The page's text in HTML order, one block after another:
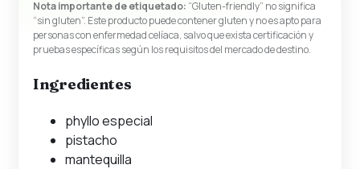
Nota importante de etiquetado: “Gluten-friendly” no significa
“sin gluten”. Este producto puede contener gluten y no es apto para
personas con enfermedad celíaca, salvo que exista certificación y
pruebas específicas según los requisitos del mercado de destino.
Ingredientes
phyllo especial
pistacho
mantequilla